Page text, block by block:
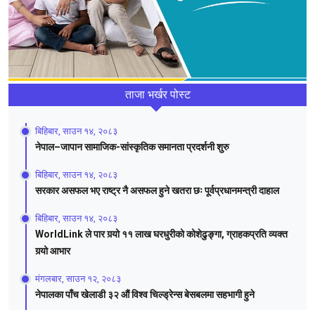
ताजा भर्खर पोस्ट
बिहिबार, साउन १४, २०८३
नेपाल–जापान सामाजिक-सांस्कृतिक समानता प्रदर्शनी शुरु
बिहिबार, साउन १४, २०८३
सरकार असफल भए राष्ट्र नै असफल हुने खतरा छः पूर्वप्रधानमन्त्री दाहाल
बिहिबार, साउन १४, २०८३
WorldLink ले पार गर्‍यो ११ लाख घरधुरीको कोशेढुङ्गा, ग्राहकप्रति व्यक्त
गर्‍यो आभार
मंगलबार, साउन १२, २०८३
नेपालका पाँच खेलाडी ३२ औं विश्व चिल्ड्रेन्स बेसबलमा सहभागी हुने